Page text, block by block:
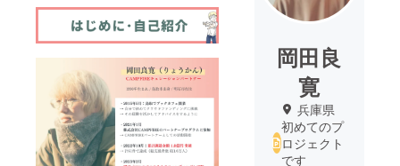
岡田良
寛
兵庫県
初めてのプ
ロジェクト
です